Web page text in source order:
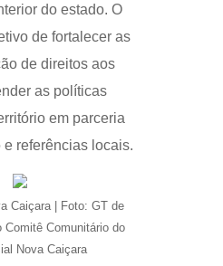
do estado. O
de fortalecer as
de direitos aos
as políticas
em parceria
referências locais.
Caiçara | Foto: GT de
Comitê Comunitário do
Nova Caiçara